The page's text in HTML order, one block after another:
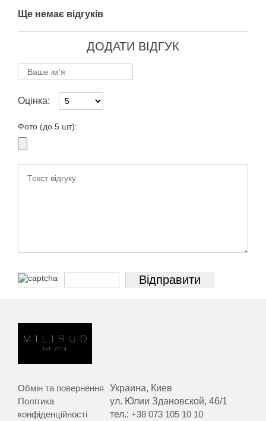
Ще немає відгуків
ДОДАТИ ВІДГУК
Оцінка:
Фото (до 5 шт):
Обмін та повернення
Політика
конфіденційності
Украина, Киев
ул. Юлии Здановской, 46/1
тел.:+38 073 105 10 10